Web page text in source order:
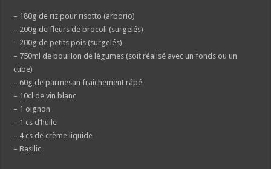
– 180g de riz pour risotto (arborio)
– 200g de fleurs de brocoli (surgelés)
– 200g de petits pois (surgelés)
– 750ml de bouillon de légumes (soit réalisé avec un fonds ou un
cube)
– 60g de parmesan fraichement râpé
– 10cl de vin blanc
– 1 oignon
– 1 cs d’huile
– 4 cs de crème liquide
– Basilic